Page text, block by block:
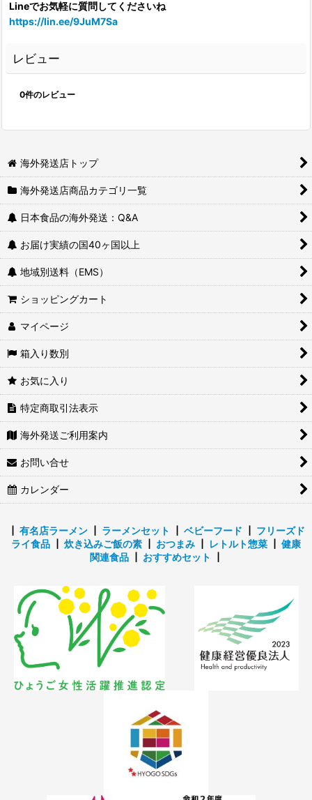
Lineでお気軽に質問してくださいね
https://lin.ee/9JuM7Sa
レビュー
0件のレビュー
海外発送店トップ
海外発送店商品カテゴリ一覧
日本食品の海外発送：Q&A
お届け実績の国40ヶ国以上
地域別送料（EMS）
ショッピングカート
マイページ
箱入り数別
お気に入り
特定商取引法表示
海外発送ご利用案内
お問い合せ
カレンダー
有名店ラーメン┃ ラーメンセット ベビーフード
フリーズド
ライ食品
炊き込みご飯の素 おつまみ レトルト惣菜
健康
関連食品┃ おすすめセット